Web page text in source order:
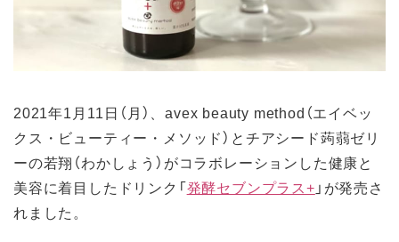
2021年1月11日（月）、avex beauty method（エイベッ
クス・ビューティー・メソッド）とチアシード蒟蒻ゼリ
ーの若翔（わかしょう）がコラボレーションした健康と
美容に着目したドリンク「発酵セブンプラス+ 」が発売さ
れました。